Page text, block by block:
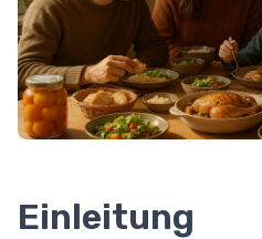
Einleitung